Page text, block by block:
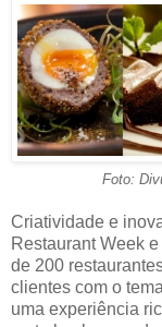
Foto:
Criatividade e
Restaurant Week
de 200
clientes com o
uma experiência